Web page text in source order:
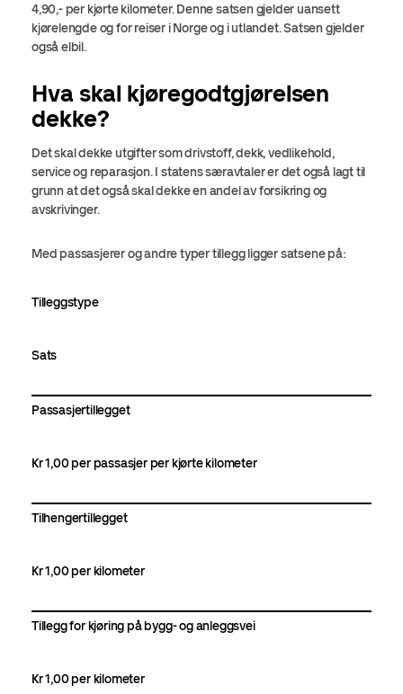
4,90,- per kjørte kilometer. Denne satsen gjelder uansett
kjørelengde og for reiser i Norge og i utlandet. Satsen gjelder
også elbil.
Hva skal kjøregodtgjørelsen
dekke?
Det skal dekke utgifter som drivstoff, dekk, vedlikehold,
service og reparasjon. I statens særavtaler er det også lagt til
grunn at det også skal dekke en andel av forsikring og
avskrivinger.
Med passasjerer og andre typer tillegg ligger satsene på:
Tilleggstype
Sats
Passasjertillegget
Kr 1,00 per passasjer per kjørte kilometer
Tilhengertillegget
Kr 1,00 per kilometer
Tillegg for kjøring på bygg- og anleggsvei
Kr 1,00 per kilometer